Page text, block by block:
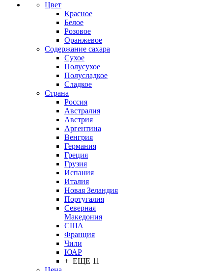
Цвет
Красное
Белое
Розовое
Оранжевое
Содержание сахара
Сухое
Полусухое
Полусладкое
Сладкое
Страна
Россия
Австралия
Австрия
Аргентина
Венгрия
Германия
Греция
Грузия
Испания
Италия
Новая Зеландия
Португалия
Северная
Македония
США
Франция
Чили
ЮАР
+ ЕЩЕ 11